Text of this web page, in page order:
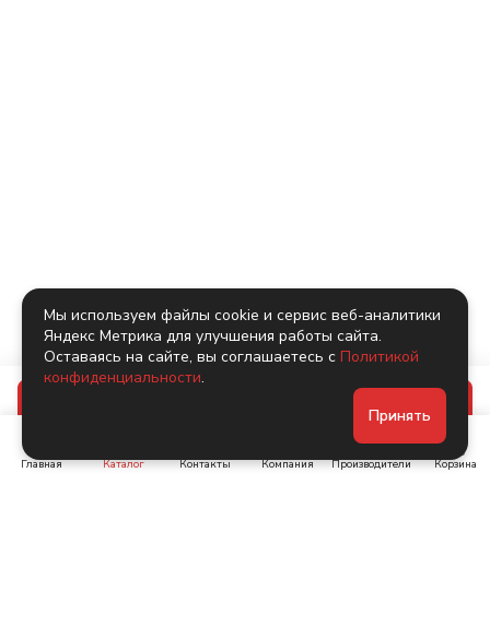
Главная Каталог Контакты Компания Производители Корзина
Мы используем файлы cookie и сервис веб-аналитики
Яндекс Метрика для улучшения работы сайта.
Оставаясь на сайте, вы соглашаетесь с Политикой
конфиденциальности.
Принять